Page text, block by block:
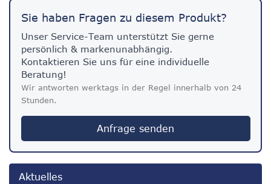
Sie haben Fragen zu diesem Produkt?
Unser Service-Team unterstützt Sie gerne
persönlich & markenunabhängig.
Kontaktieren Sie uns für eine individuelle
Beratung!
Wir antworten werktags in der Regel innerhalb von 24
Stunden.
Anfrage senden
Aktuelles